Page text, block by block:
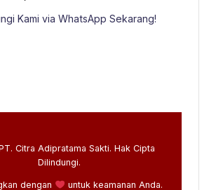
Kami via WhatsApp Sekarang!
Citra Adipratama Sakti. Hak Cipta
Dilindungi.
dengan untuk keamanan Anda.